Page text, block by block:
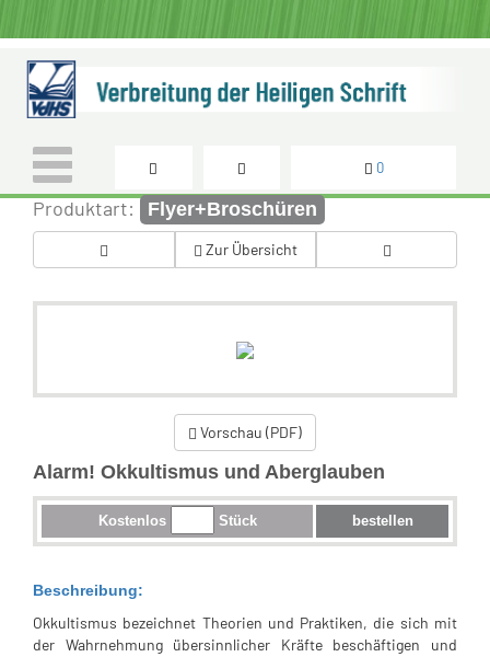
0
Produktart: Flyer+Broschüren
Zur Übersicht
Vorschau (PDF)
Alarm! Okkultismus und Aberglauben
Kostenlos Stück bestellen
Beschreibung:
Okkultismus bezeichnet Theorien und Praktiken, die sich mit
der Wahrnehmung übersinnlicher Kräfte beschäftigen und